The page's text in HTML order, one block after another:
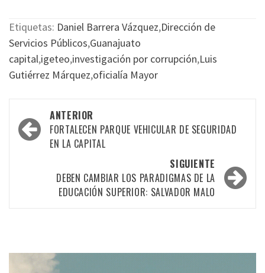
Etiquetas: Daniel Barrera Vázquez,Dirección de
Servicios Públicos,Guanajuato
capital,igeteo,investigación por corrupción,Luis
Gutiérrez Márquez,oficialía Mayor
Navegación
por
entradas
ANTERIOR
FORTALECEN PARQUE VEHICULAR DE SEGURIDAD
EN LA CAPITAL
SIGUIENTE
DEBEN CAMBIAR LOS PARADIGMAS DE LA
EDUCACIÓN SUPERIOR: SALVADOR MALO